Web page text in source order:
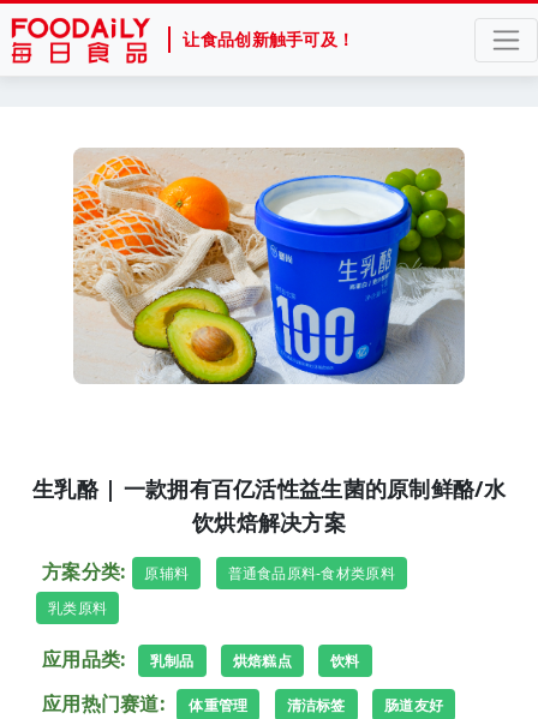
让食品创新触手可及！
生乳酪 | 一款拥有百亿活性益生菌的原制鲜酪/水
饮烘焙解决方案
方案分类: 原辅料
普通食品原料-食材类原料
乳类原料
应用品类: 乳制品 烘焙糕点 饮料
应用热门赛道: 体重管理 清洁标签
肠道友好